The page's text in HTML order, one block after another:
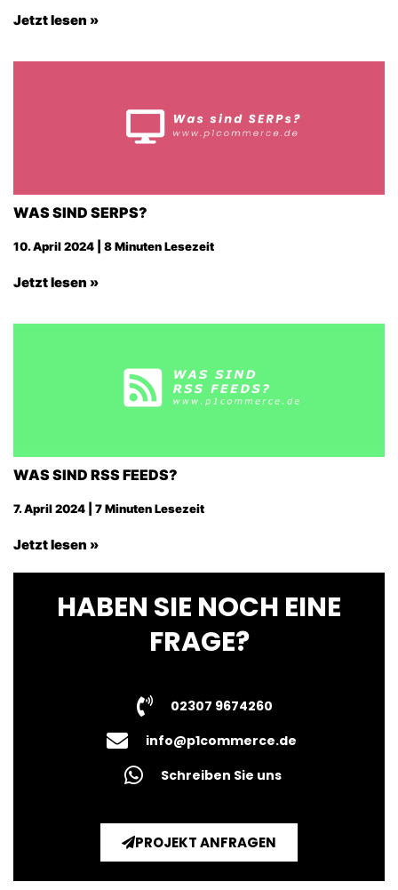
Jetzt lesen »
WAS SIND SERPS?
10. April 2024 | 8 Minuten Lesezeit
Jetzt lesen »
WAS SIND RSS FEEDS?
7. April 2024 | 7 Minuten Lesezeit
Jetzt lesen »
HABEN SIE NOCH EINE
FRAGE?
02307 9674260
info@p1commerce.de
Schreiben Sie uns
PROJEKT ANFRAGEN